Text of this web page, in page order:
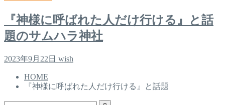
『神様に呼ばれた人だけ行ける』と話
題のサムハラ神社
2023年9月22日 wish
HOME
『神様に呼ばれた人だけ行ける』と話題